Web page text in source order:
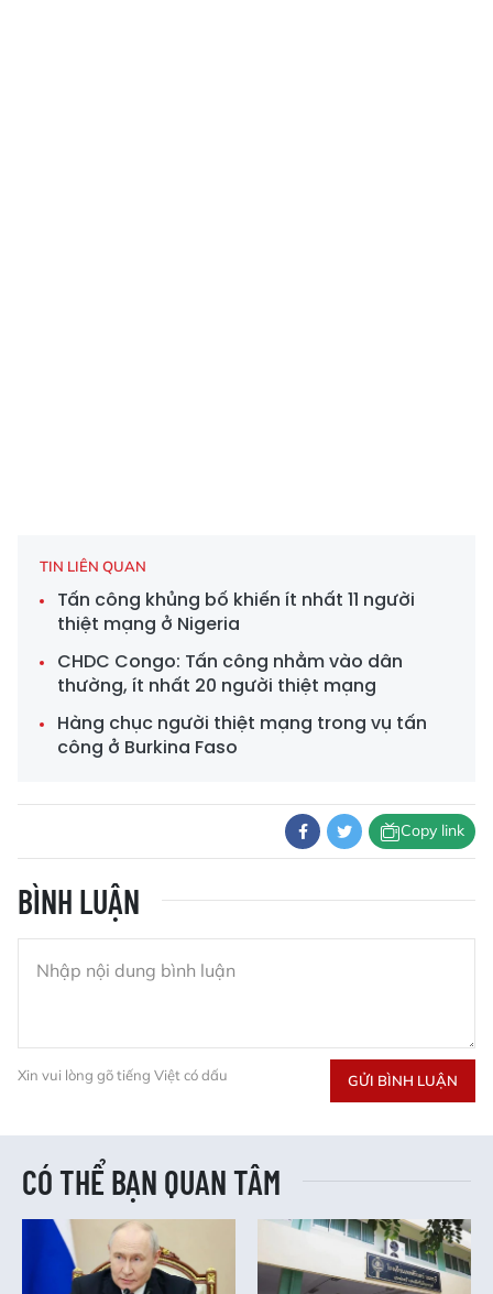
TIN LIÊN QUAN
Tấn công khủng bố khiến ít nhất 11 người
thiệt mạng ở Nigeria
CHDC Congo: Tấn công nhằm vào dân
thường, ít nhất 20 người thiệt mạng
Hàng chục người thiệt mạng trong vụ tấn
công ở Burkina Faso
Copy link
BÌNH LUẬN
Xin vui lòng gõ tiếng Việt có dấu GỬI BÌNH LUẬN
CÓ THỂ BẠN QUAN TÂM